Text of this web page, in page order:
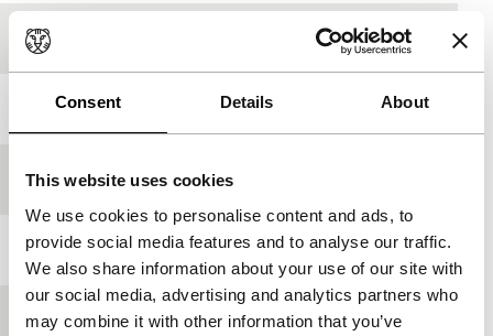
Consent Details About
This website uses cookies
We use cookies to personalise content and ads, to
provide social media features and to analyse our traffic.
We also share information about your use of our site with
our social media, advertising and analytics partners who
may combine it with other information that you’ve
Productielanden Oostenrijk
Jaar
Festivaleditie IFFR 2011
Lengte 92'
Medium/Formaat35mm